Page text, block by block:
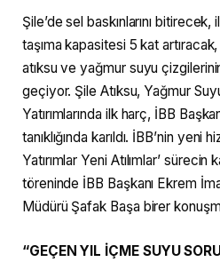
Şile’de sel baskınlarını
taşıma kapasitesi 5 kat
atıksu ve yağmur suyu
geçiyor. Şile Atıksu, Yağmur
Yatırımlarında ilk harç, İBB
tanıklığında karıldı. İBB’nin yeni
Yatırımlar Yeni Atılımlar’
töreninde İBB Başkanı Ekrem
Müdürü Şafak Başa birer
“GEÇEN YIL İÇME SUYU